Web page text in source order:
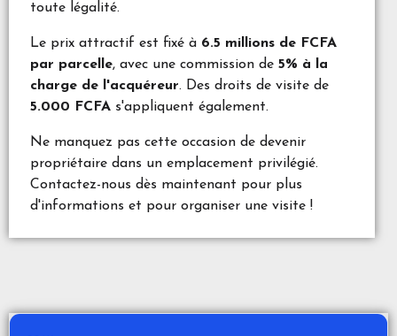
toute légalité.
Le prix attractif est fixé à 6.5 millions de FCFA
par parcelle, avec une commission de 5% à la
charge de l'acquéreur. Des droits de visite de
5.000 FCFA s'appliquent également.
Ne manquez pas cette occasion de devenir
propriétaire dans un emplacement privilégié.
Contactez-nous dès maintenant pour plus
d'informations et pour organiser une visite !